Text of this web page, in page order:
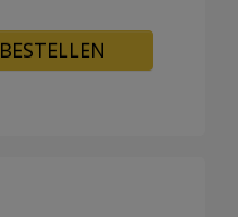
BESTELLEN